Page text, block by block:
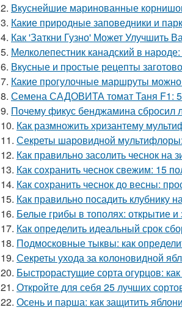
2. Вкуснейшие маринованные
3. Какие природные заповедники и
4. Как 'Заткни Гузно' Может Улучшить
5. Мелколепестник канадский в
6. Вкусные и простые рецепты
7. Какие прогулочные маршруты
8. Семена САДОВИТА томат Таня F1: 5
9. Почему фикус бенджамина сбросил
10. Как размножить хризантему
11. Секреты шаровидной
12. Как правильно засолить чеснок на
13. Как сохранить чеснок свежим: 15
14. Как сохранить чеснок до весны:
15. Как правильно посадить клубнику
16. Белые грибы в тополях: открытие и
17. Как определить идеальный срок
18. Подмосковные тыквы: как
19. Секреты ухода за колоновидной
20. Быстрорастущие сорта огурцов:
21. Откройте для себя 25 лучших
22. Осень и парша: как защитить